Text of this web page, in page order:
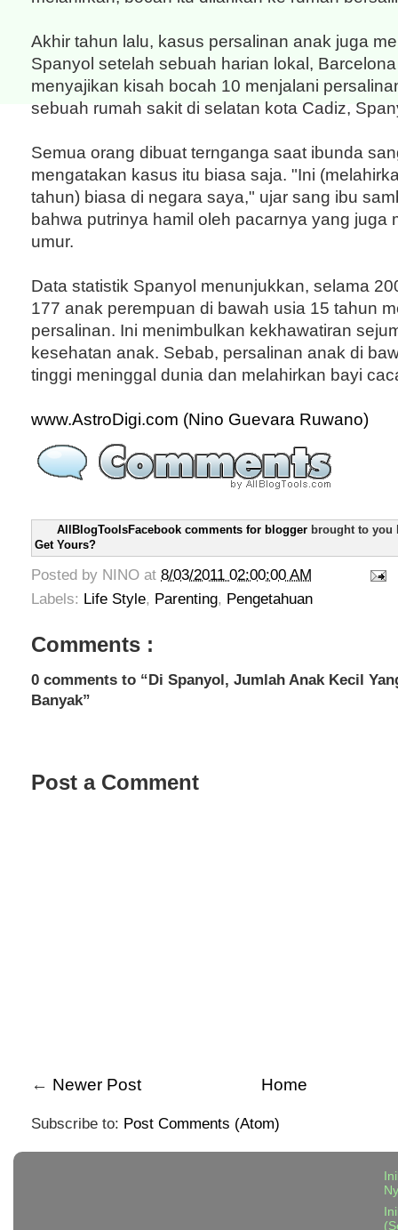
Akhir tahun lalu, kasus persalinan anak juga
Spanyol setelah sebuah harian lokal,
menyajikan kisah bocah 10 menjalani
sebuah rumah sakit di selatan kota Cadiz,
Semua orang dibuat ternganga saat ibunda
mengatakan kasus itu biasa saja. "Ini
tahun) biasa di negara saya," ujar sang ibu
bahwa putrinya hamil oleh pacarnya yang juga
umur.
Data statistik Spanyol menunjukkan, selama
177 anak perempuan di bawah usia 15 tahun
persalinan. Ini menimbulkan kekhawatiran
kesehatan anak. Sebab, persalinan anak di
tinggi meninggal dunia dan melahirkan bayi
www.AstroDigi.com (Nino Guevara Ruwano)
AllBlogToolsFacebook comments for blogger brought to you
Get Yours?
Posted by NINO at 8/03/2011 02:00:00 AM
Labels: Life Style, Parenting, Pengetahuan
Comments :
0 comments to “Di Spanyol, Jumlah Anak Kecil
Banyak”
Post a Comment
← Newer Post Home
Subscribe to: Post Comments (Atom)